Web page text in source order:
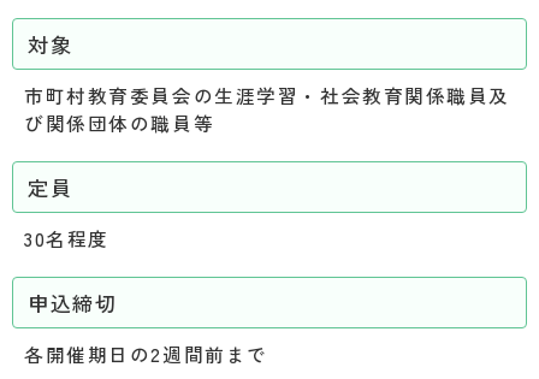
対象
市町村教育委員会の生涯学習・社会教育関係職員及
び関係団体の職員等
定員
30名程度
申込締切
各開催期日の2週間前まで